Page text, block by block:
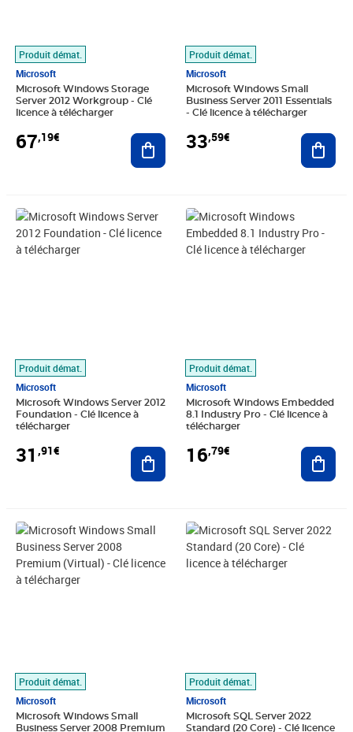
Produit démat.
Microsoft
Microsoft Windows Storage
Server 2012 Workgroup - Clé
licence à télécharger
67,19€ Ajouter au panier
Produit démat.
Microsoft
Microsoft Windows Small
Business Server 2011 Essentials
- Clé licence à télécharger
33,59€
Produit démat.
Microsoft
Microsoft Windows Server 2012
Foundation - Clé licence à
télécharger
31 ,91€
Prix 31,91€
Ajouter au panier
Produit démat.
Microsoft
Microsoft Windows Embedded
8.1 Industry Pro - Clé licence à
télécharger
16,79€
Prix 16,79€
Produit démat.
Microsoft
Microsoft Windows Small
Business Server 2008 Premium
Prix 31,35€
Produit démat.
Microsoft
Microsoft SQL Server 2022
Standard (20 Core) - Clé licence
Prix 212,79€